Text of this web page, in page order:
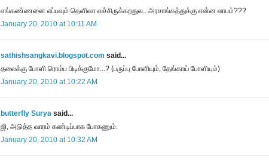
எங்கண்ணனை எப்பவும் தெளிவா வச்சிருக்கறதுல.. அரசாங்கத்துக்கு என்ன லாபம்???
January 20, 2010 at 10:11 AM
sathishsangkavi.blogspot.com said...
தலைக்கு போளி ரொம்ப பிடிக்குமோ...? (பருப்பு போளியும், தேங்காய் போளியும்)
January 20, 2010 at 10:22 AM
butterfly Surya said...
ஜி, அடுத்த வாரம் கண்டிப்பாக போகணும்.
January 20, 2010 at 10:32 AM